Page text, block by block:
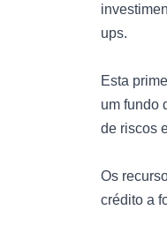
ups.
Esta
um fundo
de riscos
Os
crédito a